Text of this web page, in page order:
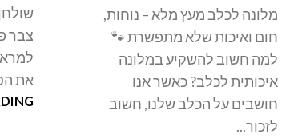
מלונה לכלב מעץ מלא – נוחות,
חום ואיכות שלא מתפשרת 🐾
למה חשוב להשקיע במלונה
איכותית לכלב? כאשר אנו
חושבים על הכלב שלנו, חשוב
לזכור...
צבר
את